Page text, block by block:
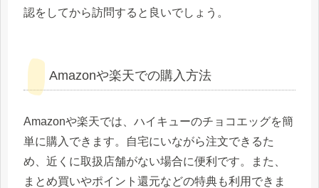
認をしてから訪問すると良いでしょう。
Amazonや楽天での購入方法
Amazonや楽天では、ハイキューのチョコエッグを簡
単に購入できます。自宅にいながら注文できるた
め、近くに取扱店舗がない場合に便利です。また、
まとめ買いやポイント還元などの特典も利用できま